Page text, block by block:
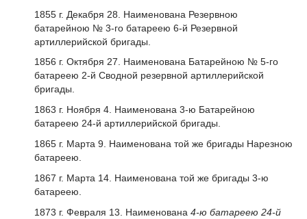
1855 г. Декабря 28. Наименована Резервною
батарейною № 3-го батареею 6-й Резервной
артиллерийской бригады.
1856 г. Октября 27. Наименована Батарейною № 5-го
батареею 2-й Сводной резервной артиллерийской
бригады.
1863 г. Ноября 4. Наименована 3-ю Батарейною
батареею 24-й артиллерийской бригады.
1865 г. Марта 9. Наименована той же бригады Нарезною
батареею.
1867 г. Марта 14. Наименована той же бригады 3-ю
батареею.
1873 г. Февраля 13. Наименована 4-ю батареею 24-й